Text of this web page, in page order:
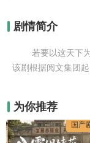
剧情简介
若要以这天下
该剧根据阅文集团
为你推荐
国产